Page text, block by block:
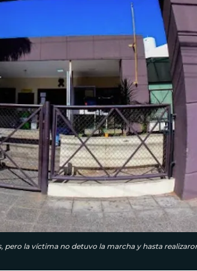
la víctima no detuvo la marcha y hasta